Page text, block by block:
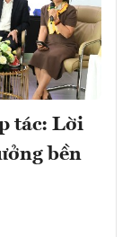
tác: Lời
bền